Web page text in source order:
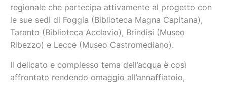
regionale che partecipa attivamente al progetto con
le sue sedi di Foggia (Biblioteca Magna Capitana),
Taranto (Biblioteca Acclavio), Brindisi (Museo
Ribezzo) e Lecce (Museo Castromediano).
Il delicato e complesso tema dell’acqua è così
affrontato rendendo omaggio all’annaffiatoio,